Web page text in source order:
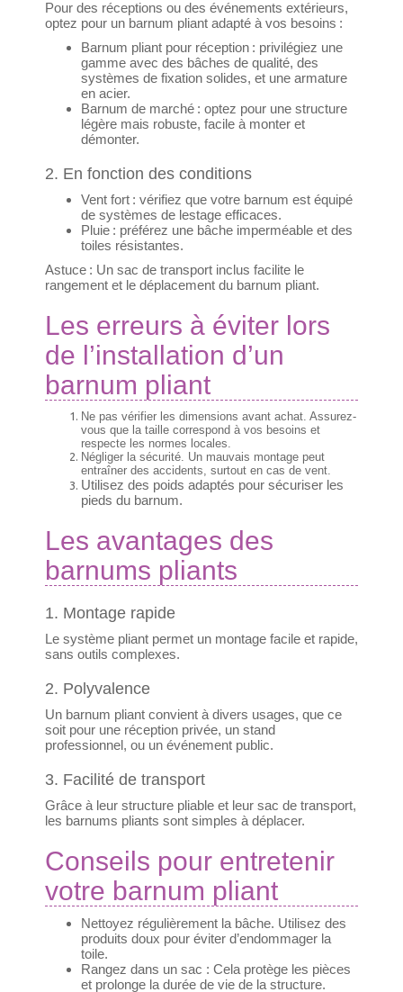
Pour des réceptions ou des événements extérieurs,
optez pour un barnum pliant adapté à vos besoins :
Barnum pliant pour réception : privilégiez une
gamme avec des bâches de qualité, des
systèmes de fixation solides, et une armature
en acier.
Barnum de marché : optez pour une structure
légère mais robuste, facile à monter et
démonter.
2. En fonction des conditions
Vent fort : vérifiez que votre barnum est équipé
de systèmes de lestage efficaces.
Pluie : préférez une bâche imperméable et des
toiles résistantes.
Astuce : Un sac de transport inclus facilite le
rangement et le déplacement du barnum pliant.
Les erreurs à éviter lors
de l’installation d’un
barnum pliant
Ne pas vérifier les dimensions avant achat. Assurez-
vous que la taille correspond à vos besoins et
respecte les normes locales.
Négliger la sécurité. Un mauvais montage peut
entraîner des accidents, surtout en cas de vent.
Utilisez des poids adaptés pour sécuriser les
pieds du barnum.
Les avantages des
barnums pliants
1. Montage rapide
Le système pliant permet un montage facile et rapide,
sans outils complexes.
2. Polyvalence
Un barnum pliant convient à divers usages, que ce
soit pour une réception privée, un stand
professionnel, ou un événement public.
3. Facilité de transport
Grâce à leur structure pliable et leur sac de transport,
les barnums pliants sont simples à déplacer.
Conseils pour entretenir
votre barnum pliant
Nettoyez régulièrement la bâche. Utilisez des
produits doux pour éviter d’endommager la
toile.
Rangez dans un sac : Cela protège les pièces
et prolonge la durée de vie de la structure.